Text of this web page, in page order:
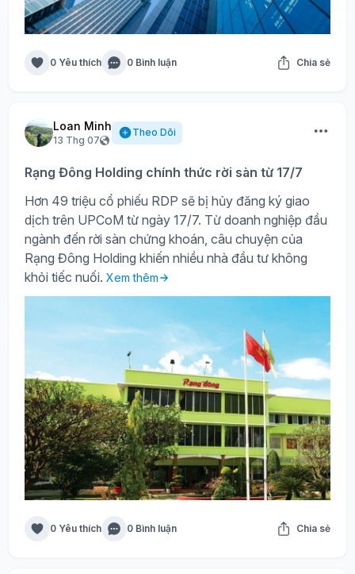
0 Yêu thích 0 Bình luận Chia sẻ
Loan Minh
13 Thg 07
Theo Dõi
Rạng Đông Holding chính thức rời sàn từ 17/7
Hơn 49 triệu cổ phiếu RDP sẽ bị hủy đăng ký giao
dịch trên UPCoM từ ngày 17/7. Từ doanh nghiệp đầu
ngành đến rời sàn chứng khoán, câu chuyện của
Rạng Đông Holding khiến nhiều nhà đầu tư không
khỏi tiếc nuối. Xem thêm
0 Yêu thích 0 Bình luận Chia sẻ